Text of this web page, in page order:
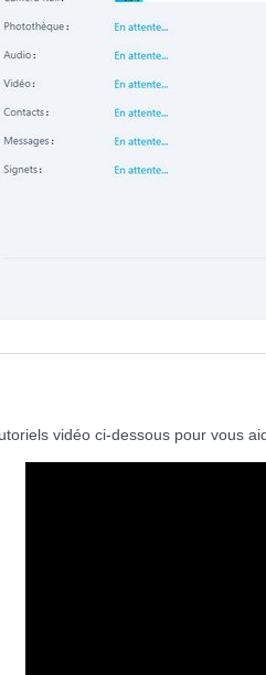
vidéo ci-dessous pour vous